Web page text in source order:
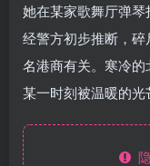
她在某家歌舞厅弹琴
经警方初步推断，
名港商有关。寒冷
某一时刻被温暖的